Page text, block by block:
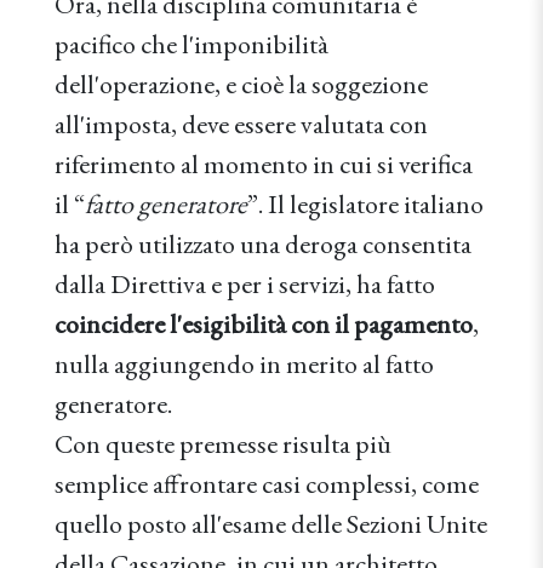
pacifico che l'imponibilità
dell'operazione, e cioè la soggezione
all'imposta, deve essere valutata con
riferimento al momento in cui si verifica
il “fatto generatore”. Il legislatore italiano
ha però utilizzato una deroga consentita
dalla Direttiva e per i servizi, ha fatto
coincidere l'esigibilità con il pagamento,
nulla aggiungendo in merito al fatto
generatore.
Con queste premesse risulta più
semplice affrontare casi complessi, come
quello posto all'esame delle Sezioni Unite